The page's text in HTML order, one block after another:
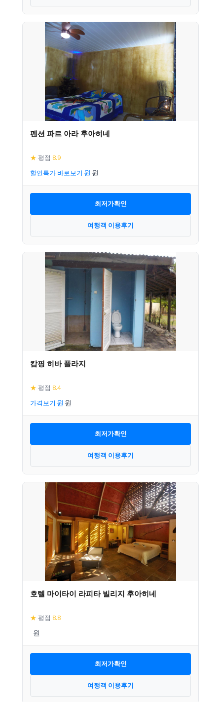
펜션 파르 아라 후아히네
★ 평점 8.9
할인특가 바로보기
최저가확인
여행객 이용후기
캄핑 히바 플라지
★ 평점 8.4
가격보기
최저가확인
여행객 이용후기
호텔 마이타이 라피타 빌리지 후아히네
★ 평점 8.8
최저가확인
여행객 이용후기